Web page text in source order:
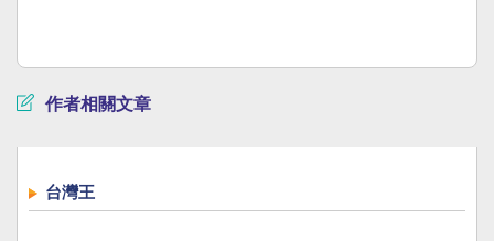
作者相關文章
台灣王